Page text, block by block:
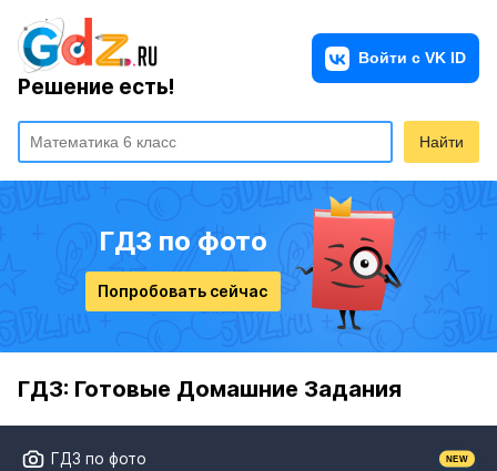
Решение есть!
Найти
ГДЗ по фото
Попробовать сейчас
ГДЗ: Готовые Домашние Задания
ГДЗ по фото